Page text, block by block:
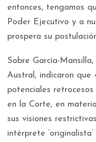
entonces, tengamos
Poder Ejecutivo y a
prospera su
Sobre García-
Austral, indicaron que
potenciales
en la Corte, en
sus visiones
intérprete